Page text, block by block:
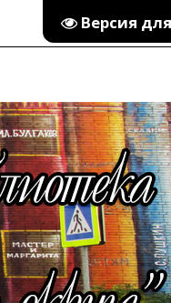
Версия